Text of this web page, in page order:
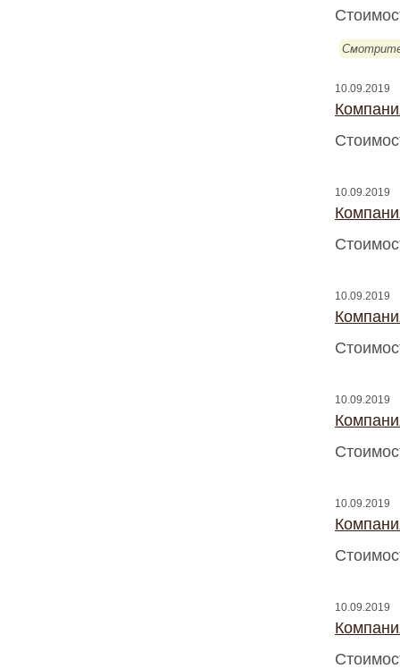
10.09.2019
10.09.2019
10.09.2019
10.09.2019
10.09.2019
10.09.2019